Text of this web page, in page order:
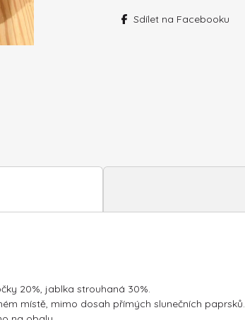
množství
Sdílet na Facebooku
20%, jablka strouhaná 30%.
místě, mimo dosah přímých slunečních paprsků.